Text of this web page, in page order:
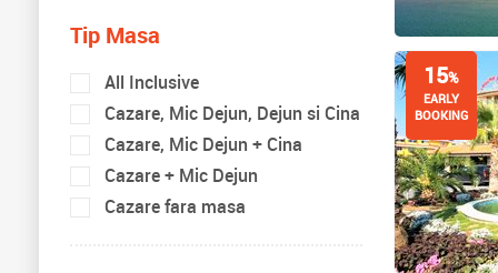
15%
EARLY
BOOKING
Tip Masa
All Inclusive
Cazare, Mic Dejun, Dejun si Cina
Cazare, Mic Dejun + Cina
Cazare + Mic Dejun
Cazare fara masa